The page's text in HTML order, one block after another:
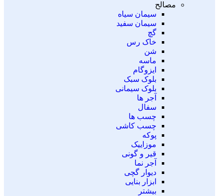
مصالح
سیمان سیاه
سیمان سفید
گچ
خاک رس
شن
ماسه
ایزوگام
بلوک سبک
بلوک سیمانی
آجر ها
سفال
چسب ها
چسب کاشی
پوکه
موزاییک
قیر و گونی
آجر نما
دیوار گچی
ابزار بنایی
بیشتر